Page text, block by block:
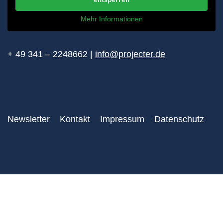
Mehr Informationen
+ 49 341 – 2248662 | info@projecter.de
Newsletter Kontakt Impressum Datenschutz